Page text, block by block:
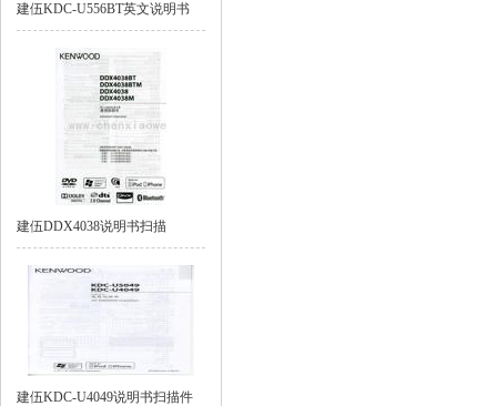
建伍KDC-U556BT英文说明书
建伍DDX4038说明书扫描
建伍KDC-U4049说明书扫描件